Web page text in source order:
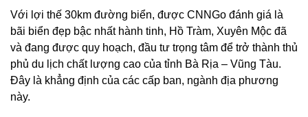
Với lợi thế 30km đường biển, được CNNGo đánh giá là
bãi biển đẹp bậc nhất hành tinh, Hồ Tràm, Xuyên Mộc đã
và đang được quy hoạch, đầu tư trọng tâm để trở thành thủ
phủ du lịch chất lượng cao của tỉnh Bà Rịa – Vũng Tàu.
Đây là khẳng định của các cấp ban, ngành địa phương
này.